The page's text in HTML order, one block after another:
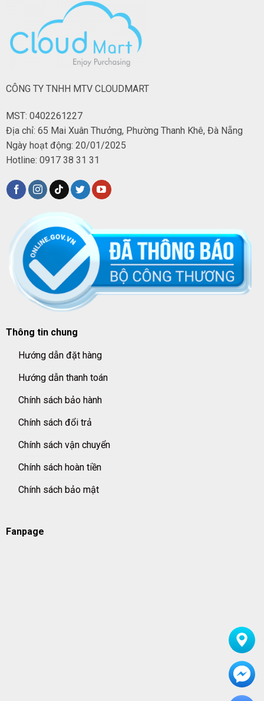
CÔNG TY TNHH MTV CLOUDMART
MST: 0402261227
Địa chỉ: 65 Mai Xuân Thưởng, Phường Thanh Khê, Đà Nẵng
Ngày hoạt động: 20/01/2025
Hotline: 0917 38 31 31
Thông tin chung
Hướng dẫn đặt hàng
Hướng dẫn thanh toán
Chính sách bảo hành
Chính sách đổi trả
Chính sách vận chuyển
Chính sách hoàn tiền
Chính sách bảo mật
Fanpage